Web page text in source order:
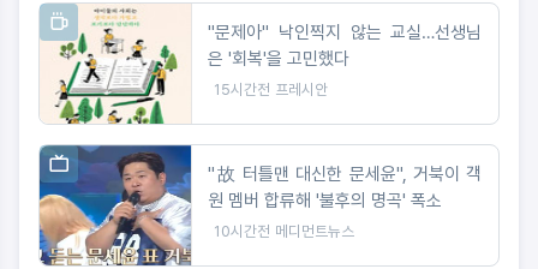
"문제아" 낙인찍지 않는 교실…선생님
은 '회복'을 고민했다
15시간전 프레시안
"故 터틀맨 대신한 문세윤", 거북이 객
원 멤버 합류해 '불후의 명곡' 폭소
10시간전 메디먼트뉴스